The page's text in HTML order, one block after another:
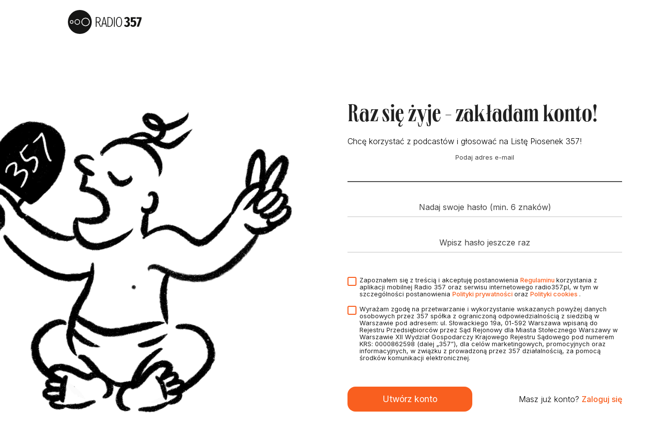
Raz się żyje - zakładam konto!
Chcę korzystać z podcastów i głosować na Listę Piosenek 357!
Podaj adres e-mail
Nadaj swoje hasło (min. 6 znaków)
Wpisz hasło jeszcze raz
Zapoznałem się z treścią i akceptuję postanowienia Regulaminu korzystania z
aplikacji mobilnej Radio 357 oraz serwisu internetowego radio357.pl, w tym w
szczególności postanowienia Polityki prywatności oraz Polityki cookies .
Wyrażam zgodę na przetwarzanie i wykorzystanie wskazanych powyżej danych
osobowych przez 357 spółka z ograniczoną odpowiedzialnością z siedzibą w
Warszawie pod adresem: ul. Słowackiego 19a, 01-592 Warszawa wpisaną do
Rejestru Przedsiębiorców przez Sąd Rejonowy dla Miasta Stołecznego Warszawy w
Warszawie XII Wydział Gospodarczy Krajowego Rejestru Sądowego pod numerem
KRS: 0000862598 (dalej „357”), dla celów marketingowych, promocyjnych oraz
informacyjnych, w związku z prowadzoną przez 357 działalnością, za pomocą
środków komunikacji elektronicznej.
Utwórz konto Masz już konto? Zaloguj się